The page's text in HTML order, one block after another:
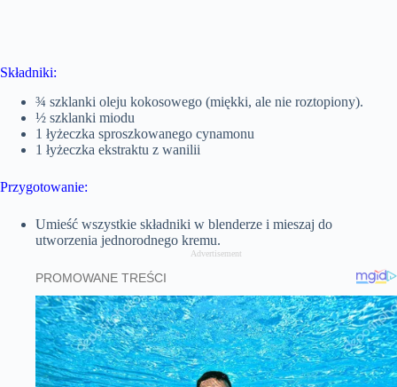
Składniki:
¾ szklanki oleju kokosowego (miękki, ale nie roztopiony).
½ szklanki miodu
1 łyżeczka sproszkowanego cynamonu
1 łyżeczka ekstraktu z wanilii
Przygotowanie:
Umieść wszystkie składniki w blenderze i mieszaj do
utworzenia jednorodnego kremu.
Advertisement